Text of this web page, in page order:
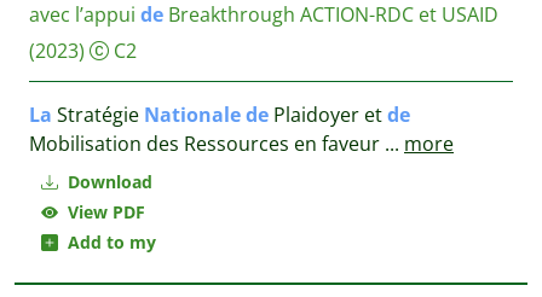
Download
View PDF
Add to my
avec l’appui de Breakthrough ACTION-RDC et USAID
(2023)
C2
La Stratégie Nationalede Plaidoyer etde
Mobilisation des Ressources en faveur ... more